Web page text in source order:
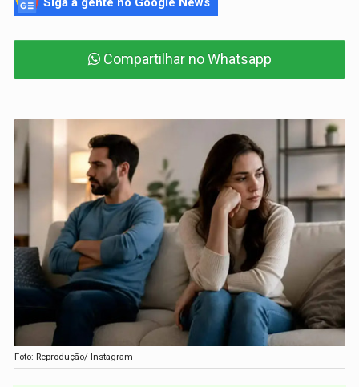
Compartilhar no Whatsapp
Foto: Reprodução/ Instagram